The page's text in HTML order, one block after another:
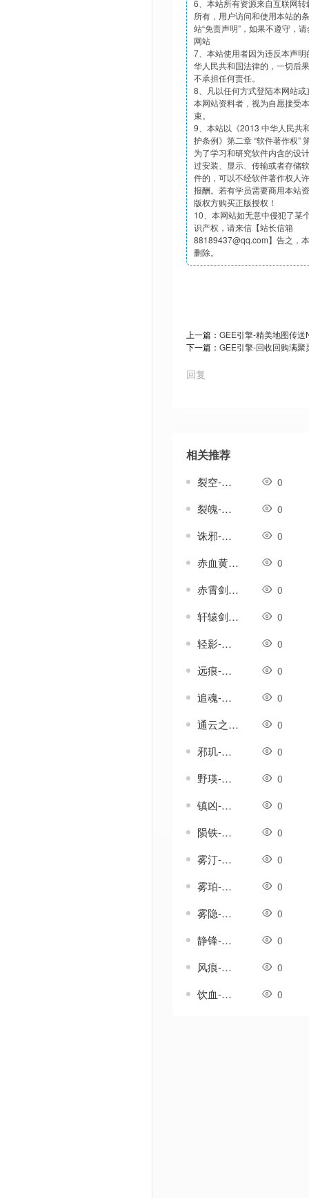
6、本站所有资源来自互联网
所有，用户访问和使用本站的
站“免责声明”，如果不遵守，
网站
7、本站使用者因为违反本声
华人民共和国法律的，一切后
不承担任何责任。
8、凡以任何方式登陆本网站
本网站资料者，视为自愿接受
束。
9、本站以《2013 中华人民共
护条例》第二章 “软件著作权”
为了学习和研究软件内含的设
过安装、显示、传输或者存储
件的，可以不经软件著作权人
报酬。若有学员需要商用本站
版权方购买正版授权！
10、本网站如无意中侵犯了某
识产权，请来信【站长信箱
88189437@qq.com】告之，
删除。
上一篇： GEE引擎-精美地图传送
下一篇： GEE引擎-回收回购满聚
回复
相关推荐
裂空-传奇武器素材 0
裂魄-传奇武器素材 0
诛邪-传奇武器素材 0
赤血黄-传奇武器素材 0
赤霄剑-传奇武器素材 0
轩辕剑-传奇武器素材 0
轻影-传奇武器素材 0
远痕-传奇武器素材 0
追魂-传奇武器素材 0
通云之剑-传奇武器素材 0
邪玑-传奇武器素材 0
野瑛-传奇武器素材 0
镇凶-传奇武器素材 0
陨铁-传奇武器素材 0
雾汀-传奇武器素材 0
雾珀-传奇武器素材 0
雾隐-传奇武器素材 0
静锋-传奇武器素材 0
风痕-传奇武器素材 0
饮血-传奇武器素材 0